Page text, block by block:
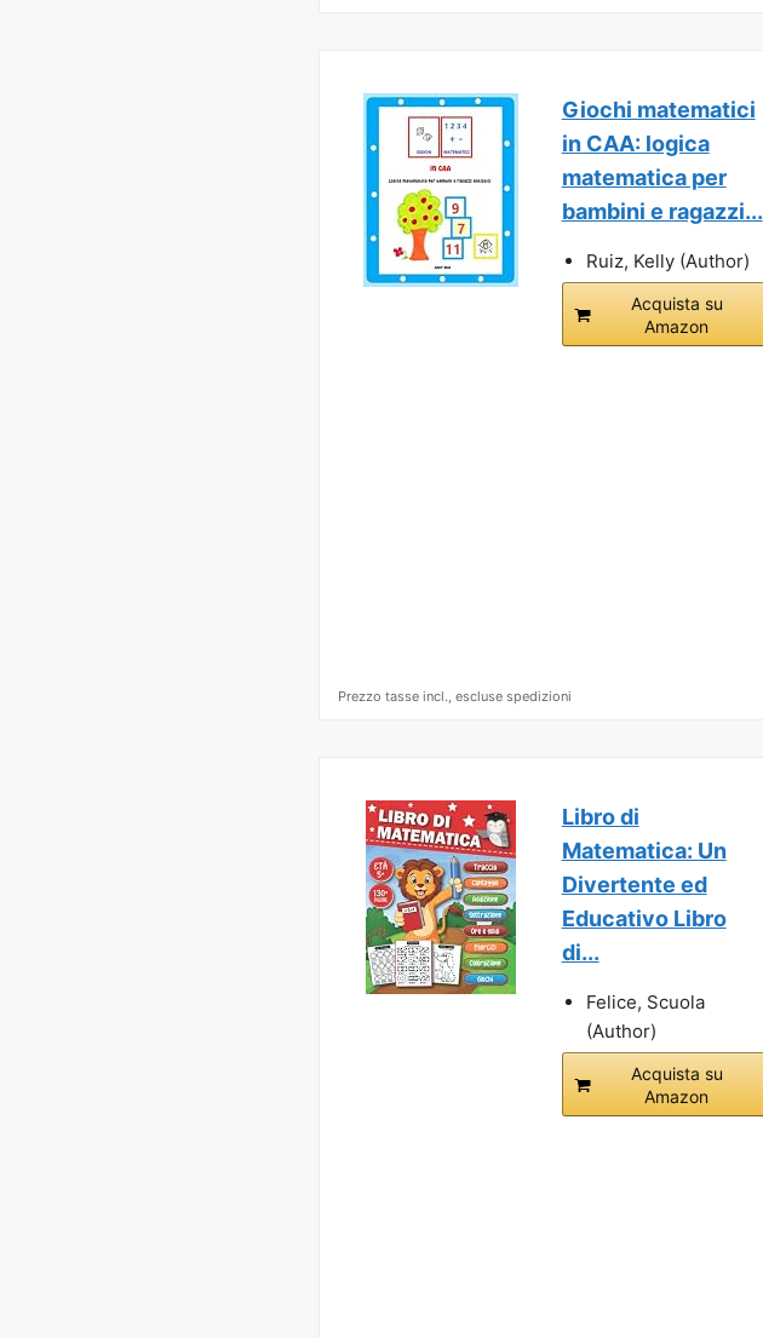
Giochi matematici
in CAA: logica
matematica per
bambini e ragazzi...
Ruiz, Kelly (Author)
Acquista su
Amazon
Prezzo tasse incl., escluse spedizioni
Libro di
Matematica: Un
Divertente ed
Educativo Libro
di...
Felice, Scuola
(Author)
Acquista su
Amazon